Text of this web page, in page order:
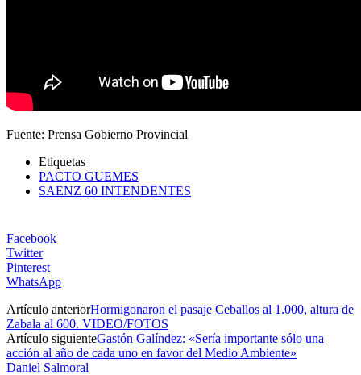
Fuente: Prensa Gobierno Provincial
Etiquetas
PACTO GUEMES
SAENZ 60 INTENDENTES
Facebook
Twitter
Pinterest
WhatsApp
Artículo anteriorHormigonaron el pasaje Ceballos al 1.000, altura de
Zabala al 600. VIDEO/FOTOS
Artículo siguienteGastón Galíndez: «Sería importante sólo una
acción al año de cada uno en favor del Medio Ambiente»
Daniel Salmoral